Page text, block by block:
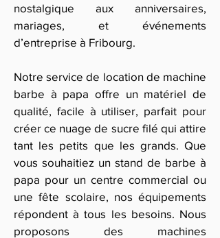
nostalgique aux anniversaires,
mariages, et événements
d’entreprise à Fribourg.
Notre service de location de machine
barbe à papa offre un matériel de
qualité, facile à utiliser, parfait pour
créer ce nuage de sucre filé qui attire
tant les petits que les grands. Que
vous souhaitiez un stand de barbe à
papa pour un centre commercial ou
une fête scolaire, nos équipements
répondent à tous les besoins. Nous
proposons des machines